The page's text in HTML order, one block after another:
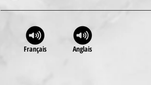
Français Anglais